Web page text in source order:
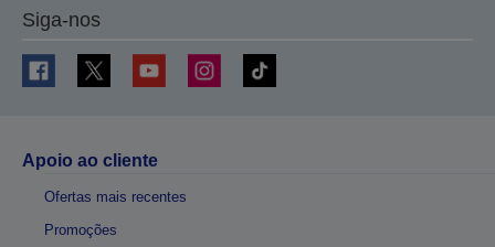
Siga-nos
Apoio ao cliente
Ofertas mais recentes
Promoções